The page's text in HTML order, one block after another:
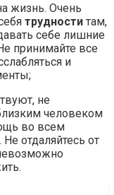
жизнь. Очень
трудности там,
себе лишние
принимайте все
и
не
человеком
во всем
отдаляйтесь от